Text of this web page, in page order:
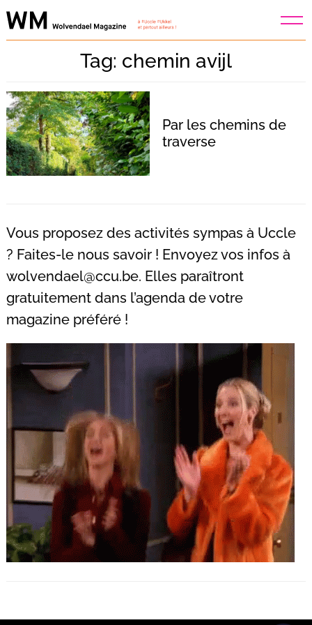
Skip
to
Tag: chemin avijl
Par les chemins de
traverse
Vous proposez des activités sympas à Uccle
? Faites-le nous savoir ! Envoyez vos infos à
wolvendael@ccu.be. Elles paraîtront
gratuitement dans l’agenda de votre
magazine préféré !
Recherche
pour
: